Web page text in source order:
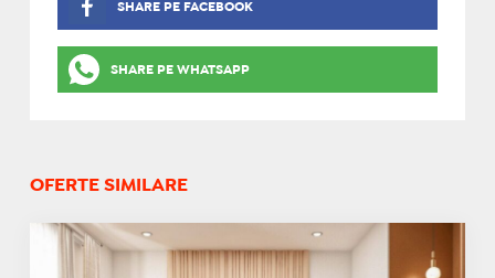
SHARE PE FACEBOOK
SHARE PE WHATSAPP
OFERTE SIMILARE